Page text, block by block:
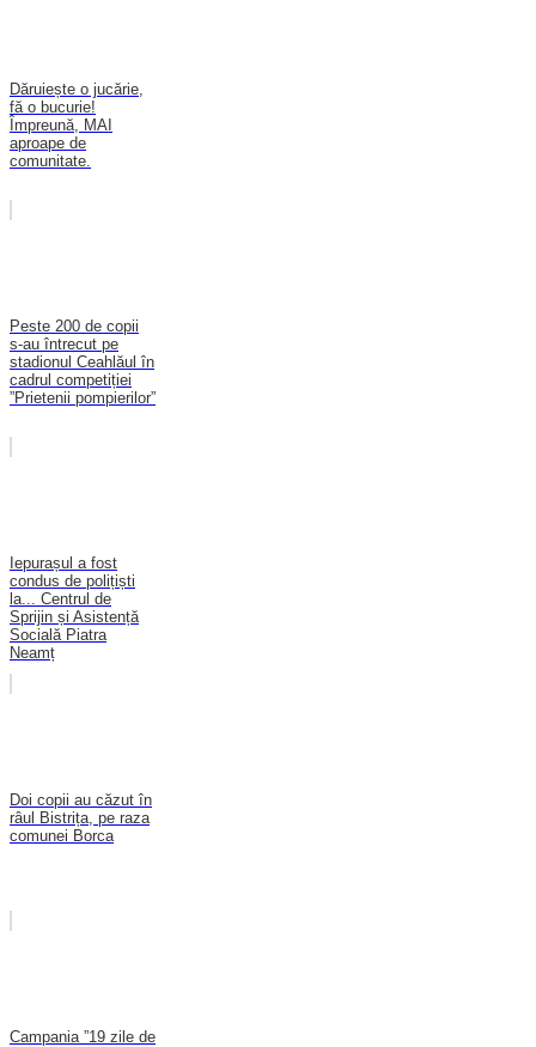
Dăruiește o jucărie,
fă o bucurie!
Împreună, MAI
aproape de
comunitate.
Peste 200 de copii
s-au întrecut pe
stadionul Ceahlăul în
cadrul competiției
”Prietenii pompierilor”
Iepurașul a fost
condus de polițiști
la... Centrul de
Sprijin și Asistență
Socială Piatra
Neamț
Doi copii au căzut în
râul Bistrița, pe raza
comunei Borca
Campania ”19 zile de